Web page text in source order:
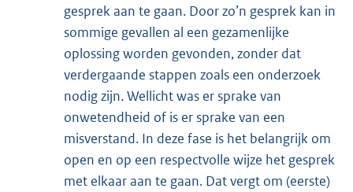
gesprek aan te gaan. Door zo’n gesprek kan in
sommige gevallen al een gezamenlijke
oplossing worden gevonden, zonder dat
verdergaande stappen zoals een onderzoek
nodig zijn. Wellicht was er sprake van
onwetendheid of is er sprake van een
misverstand. In deze fase is het belangrijk om
open en op een respectvolle wijze het gesprek
met elkaar aan te gaan. Dat vergt om (eerste)